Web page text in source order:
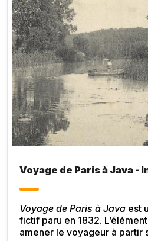
Voyage de Paris à Java -
Voyage de Paris à Java est
fictif paru en 1832.
amener le voyageur à partir